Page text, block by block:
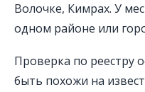
Волочке, Кимрах. У
одном районе или
Проверка по реестру
быть похожи на